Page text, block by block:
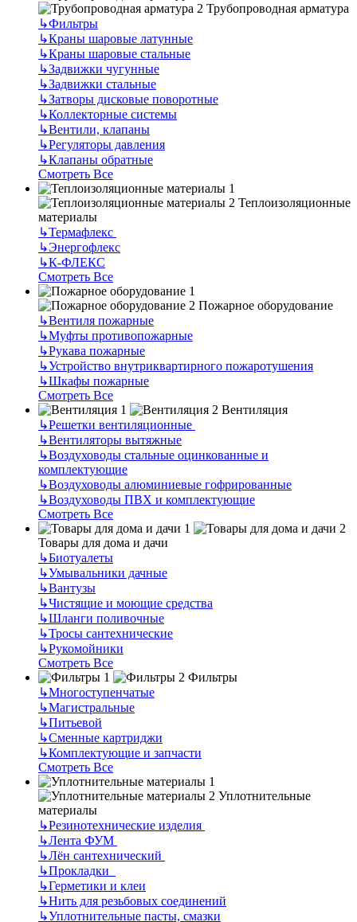
Трубопроводная арматура
↳Фильтры
↳Краны шаровые латунные
↳Краны шаровые стальные
↳Задвижки чугунные
↳Задвижки стальные
↳Затворы дисковые поворотные
↳Коллекторные системы
↳Вентили, клапаны
↳Регуляторы давления
↳Клапаны обратные
Смотреть Все
Теплоизоляционные
материалы
↳Термафлекс
↳Энергофлекс
↳К-ФЛЕКС
Смотреть Все
Пожарное оборудование
↳Вентиля пожарные
↳Муфты противопожарные
↳Рукава пожарные
↳Устройство внутриквартирного пожаротушения
↳Шкафы пожарные
Смотреть Все
Вентиляция
↳Решетки вентиляционные
↳Вентиляторы вытяжные
↳Воздуховоды стальные оцинкованные и
комплектующие
↳Воздуховоды алюминиевые гофрированные
↳Воздуховоды ПВХ и комплектующие
Смотреть Все
Товары для дома и дачи
↳Биотуалеты
↳Умывальники дачные
↳Вантузы
↳Чистящие и моющие средства
↳Шланги поливочные
↳Тросы сантехнические
↳Рукомойники
Смотреть Все
Фильтры
↳Многоступенчатые
↳Магистральные
↳Питьевой
↳Сменные картриджи
↳Комплектующие и запчасти
Смотреть Все
Уплотнительные
материалы
↳Резинотехнические изделия
↳Лента ФУМ
↳Лён сантехнический
↳Прокладки
↳Герметики и клеи
↳Нить для резьбовых соединений
↳Уплотнительные пасты, смазки